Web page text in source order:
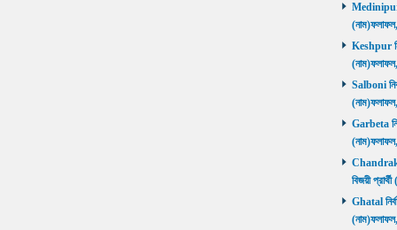
Medinipur
Keshpur
Salboni
Garbeta
বিজয়ী
Ghatal